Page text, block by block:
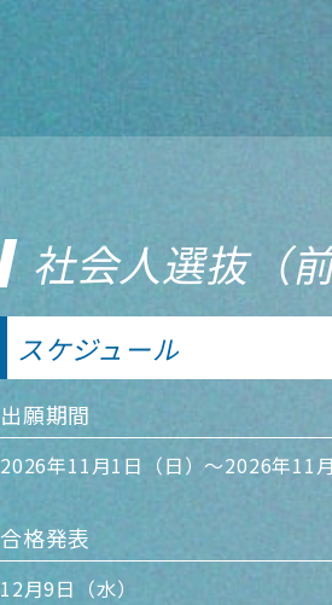
社会人選抜（
スケジュール
出願期間
2026年11月1日（日）～2026年11
合格発表
12月9日（水）